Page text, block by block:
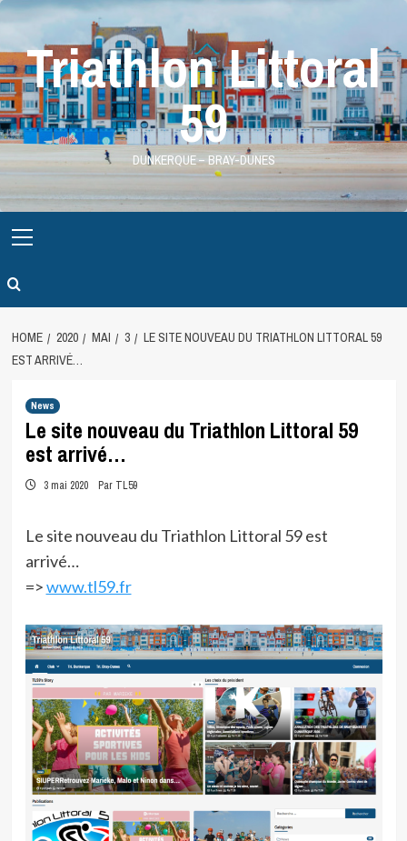
Skip
contentTriathlon Littoral
59
DUNKERQUE – BRAY-DUNES
Menu
HOME 2020 MAI 3
LE SITE NOUVEAU DU TRIATHLON LITTORAL 59
EST ARRIVÉ…
News
Le site nouveau du Triathlon Littoral 59
est arrivé…
3 mai 2020 Par TL59
Le site nouveau du Triathlon Littoral 59 est
arrivé…
=>www.tl59.fr